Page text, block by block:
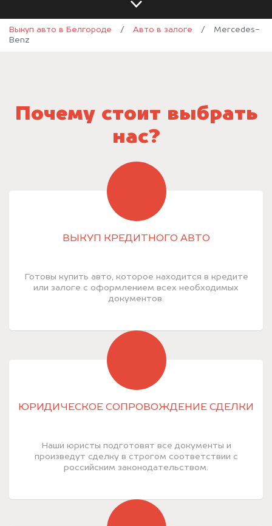
Выкуп авто в Белгороде / Авто в залоге /
Mercedes-
Benz
Почему стоит выбрать
нас?
ВЫКУП КРЕДИТНОГО АВТО
Готовы купить авто, которое находится в кредите
или залоге с оформлением всех необходимых
документов.
ЮРИДИЧЕСКОЕ СОПРОВОЖДЕНИЕ СДЕЛКИ
Наши юристы подготовят все документы и
произведут сделку в строгом соответствии с
российским законодательством.